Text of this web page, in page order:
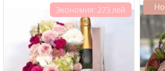
Экономия: 273 лей